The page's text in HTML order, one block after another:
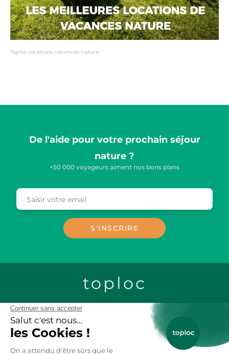
Toploc-locations-vacances-nature
De l'aide pour votre prochain séjour
nature ?
+50 000 voyageurs aiment nos bons plans
EmailSaisir votre email
S'INSCRIRE
toploc
CONTACTEZ-NOUS
LOCATION CHALETS EN BOIS
LOCATION GITES DE GROUPE
LOCATION MOBIL-HOME
LOCATION VACANCES AU SKI
LOCATION APPARTEMENT VACANCES
ANNECY